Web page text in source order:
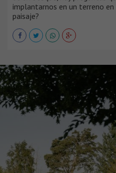
implantarnos en un terreno
paisaje?